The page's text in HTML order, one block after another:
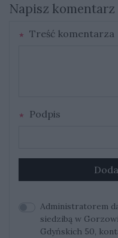
Napisz komentarz
Treść komentarza
Podpis
Administratorem
siedzibą w
Gdyńskich 50,